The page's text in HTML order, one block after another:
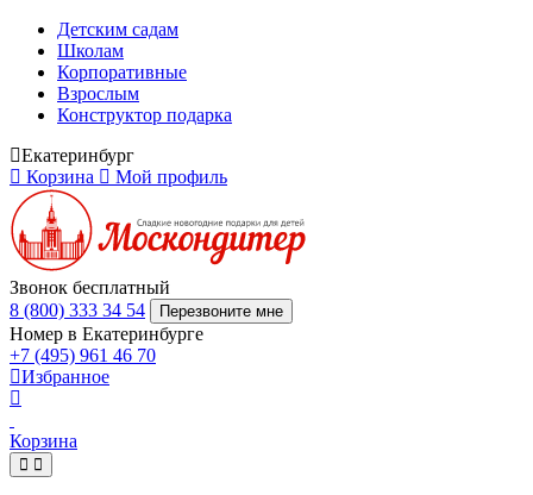
Детским садам
Школам
Корпоративные
Взрослым
Конструктор подарка
Екатеринбург
Корзина
Мой профиль
Звонок бесплатный
8 (800) 333 34 54
Перезвоните мне
Номер в Екатеринбурге
+7 (495) 961 46 70
Избранное
Корзина